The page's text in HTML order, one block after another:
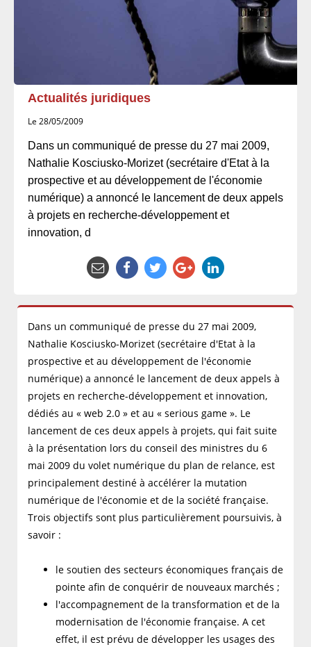
Actualités juridiques
Le 28/05/2009
Dans un communiqué de presse du 27 mai 2009,
Nathalie Kosciusko-Morizet (secrétaire d'Etat à la
prospective et au développement de l'économie
numérique) a annoncé le lancement de deux appels
à projets en recherche-développement et
innovation, d
Dans un communiqué de presse du 27 mai 2009,
Nathalie Kosciusko-Morizet (secrétaire d'Etat à la
prospective et au développement de l'économie
numérique) a annoncé le lancement de deux appels à
projets en recherche-développement et innovation,
dédiés au « web 2.0 » et au « serious game ». Le
lancement de ces deux appels à projets, qui fait suite
à la présentation lors du conseil des ministres du 6
mai 2009 du volet numérique du plan de relance, est
principalement destiné à accélérer la mutation
numérique de l'économie et de la société française.
Trois objectifs sont plus particulièrement poursuivis, à
savoir :
le soutien des secteurs économiques français de
pointe afin de conquérir de nouveaux marchés ;
l'accompagnement de la transformation et de la
modernisation de l'économie française. A cet
effet, il est prévu de développer les usages des